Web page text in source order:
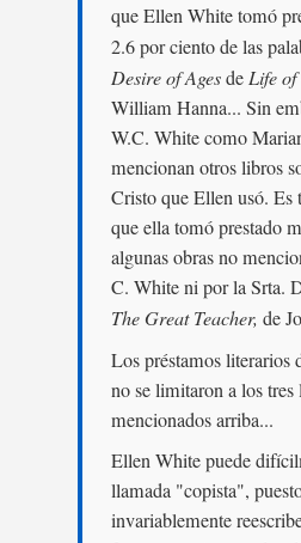
que Ellen White tomó
2.6 por ciento de las
Desire of Agesde Life
William Hanna... Sin
W.C. White como
mencionan otros libros
Cristo que Ellen usó. Es
que ella tomó prestado
algunas obras no
C. White ni por la Srta.
The Great Teacher, de
Los préstamos literarios
no se limitaron a los tres
mencionados arriba...
Ellen White puede
llamada "copista",
invariablemente